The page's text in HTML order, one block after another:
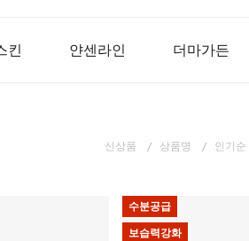
킨 얀센라인 더마가든
신상품 상품명 인기순
수분공급
보습력강화